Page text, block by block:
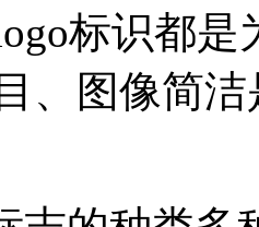
标识都
、图像简